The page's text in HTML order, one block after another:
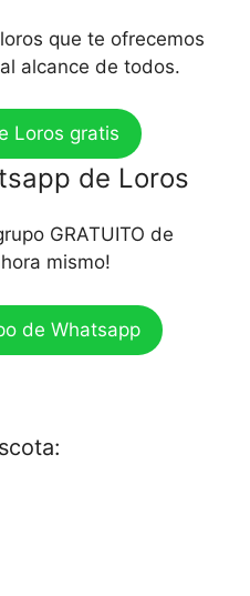
que te ofrecemos
alcance de todos.
Loros gratis
de Loros
GRATUITO de
mismo!
de Whatsapp